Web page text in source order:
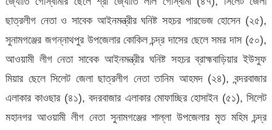
ছাত্রলীগ নেতা ও সাবেক আইনমন্ত্রীর ঘনিষ্ট সহচর পারভেজ হোসেন (২৫),
সুনামগঞ্জের জগন্নাথপুর উপজেলার কোকিল চন্দ্র দাসের ছেলে সমর দাস (৫০),
আওয়ামী লীগ নেতা সাবেক আইনমন্ত্রীর ঘনিষ্ট সহচর ব্রাহ্মবাড়িয়ার ইউসুফ
মিয়ার ছেলে সিলেট জেলা ছাত্রলীগ নেতা তানিম আহমদ (২৪), বন্দরবাজার
এলাকার কাওছার (৪১), বদরবাজার এলাকার মোফাচ্ছির হোসাইন (৫১), সিলেট
মহানগর আওয়ামী লীগ নেতা সুনামগঞ্জের শাল্লা উপজেলার মৃত মহিম চন্দ্র